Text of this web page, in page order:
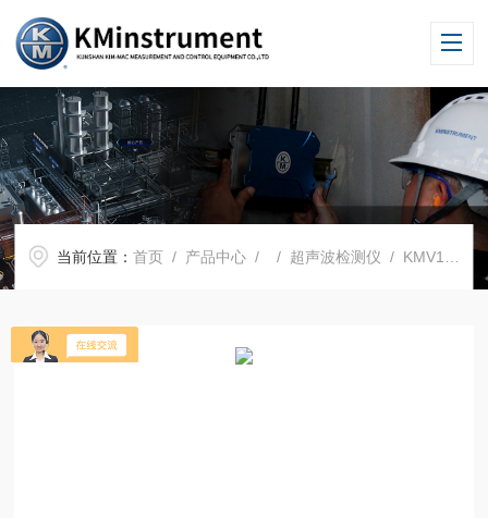
当前位置：首页 / 产品中心 / / 超声波检测仪 / KMV1噪声定位泄漏成像仪